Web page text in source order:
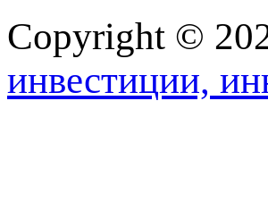
Copyright ©
инвестиции,